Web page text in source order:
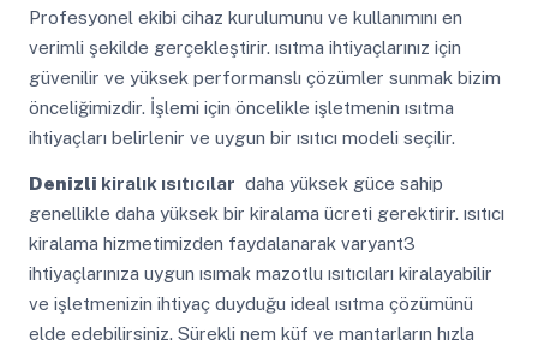
Profesyonel ekibi cihaz kurulumunu ve kullanımını en
verimli şekilde gerçekleştirir. ısıtma ihtiyaçlarınız için
güvenilir ve yüksek performanslı çözümler sunmak bizim
önceliğimizdir. İşlemi için öncelikle işletmenin ısıtma
ihtiyaçları belirlenir ve uygun bir ısıtıcı modeli seçilir.
Denizli kiralık ısıtıcılar daha yüksek güce sahip
genellikle daha yüksek bir kiralama ücreti gerektirir. ısıtıcı
kiralama hizmetimizden faydalanarak varyant3
ihtiyaçlarınıza uygun ısımak mazotlu ısıtıcıları kiralayabilir
ve işletmenizin ihtiyaç duyduğu ideal ısıtma çözümünü
elde edebilirsiniz. Sürekli nem küf ve mantarların hızla